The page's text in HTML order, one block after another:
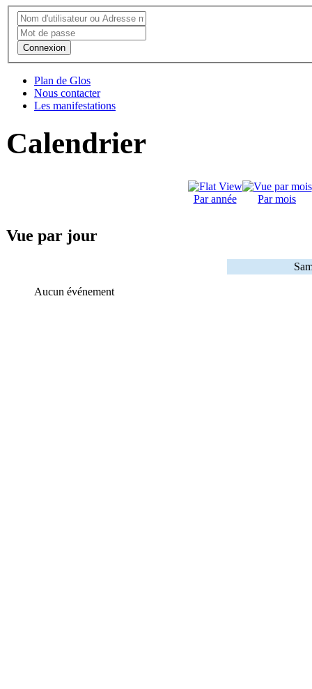
Connexion
Plan de Glos
Nous contacter
Les manifestations
Calendrier
Par année Par mois
Vue par jour
Aucun événement